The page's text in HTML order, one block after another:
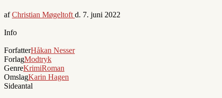
afChristian Møgeltoft d. 7. juni 2022
Info
ForfatterHåkan Nesser
ForlagModtryk
GenreKrimiRoman
OmslagKarin Hagen
Sideantal